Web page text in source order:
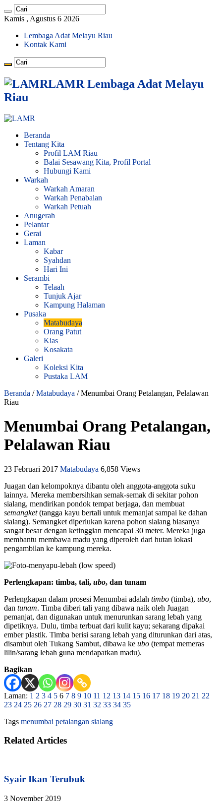
Kamis , Agustus 6 2026
Lembaga Adat Melayu Riau
Kontak Kami
LAMR Lembaga Adat Melayu
Riau
Beranda
Tentang Kita
Profil LAM Riau
Balai Sesawang Kita, Profil Portal
Hubungi Kami
Warkah
Warkah Amaran
Warkah Penabalan
Warkah Petuah
Anugerah
Pelantar
Gerai
Laman
Kabar
Syahdan
Hari Ini
Serambi
Telaah
Tunjuk Ajar
Kampung Halaman
Pusaka
Matabudaya
Orang Patut
Kias
Kosakata
Galeri
Koleksi Kita
Pustaka LAM
Beranda / Matabudaya / Menumbai Orang Petalangan, Pelalawan
Riau
Menumbai Orang Petalangan,
Pelalawan Riau
23 Februari 2017 Matabudaya 6,858 Views
Juagan dan kelompoknya dibantu oleh anggota-anggota suku
lainnya. Mereka membersihkan semak-semak di sekitar pohon
sialang, mendirikan pondok tempat berjaga, dan membuat
semangket(tangga kayu bertali untuk memanjat sampai ke dahan
sialang). Semangket diperlukan karena pohon sialang biasanya
sangat besar dengan ketinggian mencapai 30 meter. Mereka juga
membantu membawa madu yang diperoleh dari hutan lokasi
pengambilan ke kampung mereka.
Perlengkapan: timba, tali, ubo, dan tunam
Perlengkapan dalam prosesi Menumbai adalah timbo (timba), ubo,
dan tunam. Timba diberi tali yang dibawa naik oleh Juagan
pemanjat, dan digunakan untuk menurunkan sarang lebah yang
dipetiknya. Dulu, timba terbuat dari kulit kayu; sekarang dipakai
ember plastik. Timba berisi sarang lebah yang diturunkan dari atas,
disambut oleh Tukang Sambut, dibawa ke ubo (tempat memeras
lilin/sarang lebah guna mendapatkan madu).
Bagikan
Laman: 1 2 3 4 5 6 7 8 9 10 11 12 13 14 15 16 17 18 19 20 21 22
23 24 25 26 27 28 29 30 31 32 33 34 35
Tags menumbai petalangan sialang
Related Articles
Syair Ikan Terubuk
3 November 2019